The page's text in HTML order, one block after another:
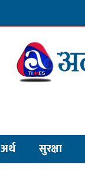
अर्थ सुरक्षा